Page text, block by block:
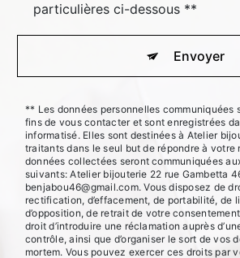
particulières ci-dessous **
Envoyer
** Les données personnelles communiquées
fins de vous contacter et sont enregistrées
informatisé. Elles sont destinées à Atelier
traitants dans le seul but de répondre à votre
données collectées seront communiquées
suivants: Atelier bijouterie 22 rue Gambetta
benjabou46@gmail.com. Vous disposez de
rectification, d’effacement, de portabilité, de
d’opposition, de retrait de votre
droit d’introduire une réclamation auprès
contrôle, ainsi que d’organiser le sort de vos
mortem. Vous pouvez exercer ces droits par